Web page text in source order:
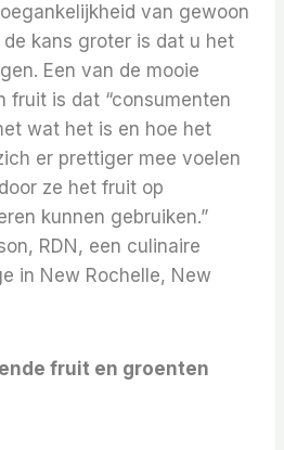
van gewoon
kans groter is dat u het
Een van de mooie
fruit is dat “consumenten
wat het is en hoe het
er prettiger mee voelen
ze het fruit op
kunnen gebruiken.”
RDN, een culinaire
in New Rochelle, New
fruit en groenten